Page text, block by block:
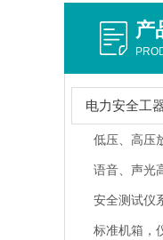
产
电力安全工
低压、高压
语音、声光
安全测试仪
标准机箱，